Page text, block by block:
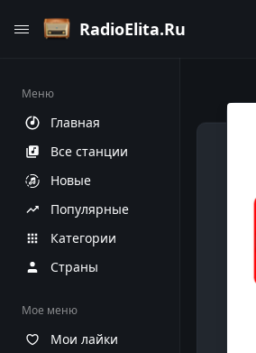
RadioElita.Ru
Меню
Главная
Все станции
Новые
Популярные
Категории
Страны
Мое меню
Мои лайки